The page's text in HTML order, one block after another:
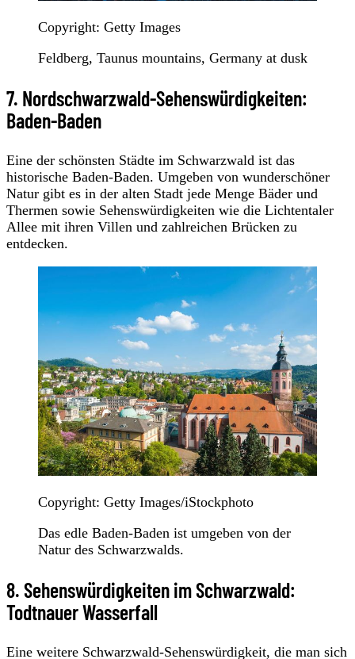
Copyright: Getty Images
Feldberg, Taunus mountains, Germany at dusk
7. Nordschwarzwald-Sehenswürdigkeiten:
Baden-Baden
Eine der schönsten Städte im Schwarzwald ist das
historische Baden-Baden. Umgeben von wunderschöner
Natur gibt es in der alten Stadt jede Menge Bäder und
Thermen sowie Sehenswürdigkeiten wie die Lichtentaler
Allee mit ihren Villen und zahlreichen Brücken zu
entdecken.
Copyright: Getty Images/iStockphoto
Das edle Baden-Baden ist umgeben von der
Natur des Schwarzwalds.
8. Sehenswürdigkeiten im Schwarzwald:
Todtnauer Wasserfall
Eine weitere Schwarzwald-Sehenswürdigkeit, die man sich